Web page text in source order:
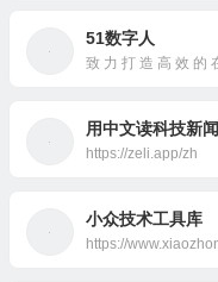
51数字人
用中文读科技新闻
https://zeli.app/zh
小众技术工具库